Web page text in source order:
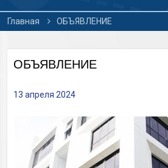
Главная ОБЪЯВЛЕНИЕ
ОБЪЯВЛЕНИЕ
13 апреля 2024